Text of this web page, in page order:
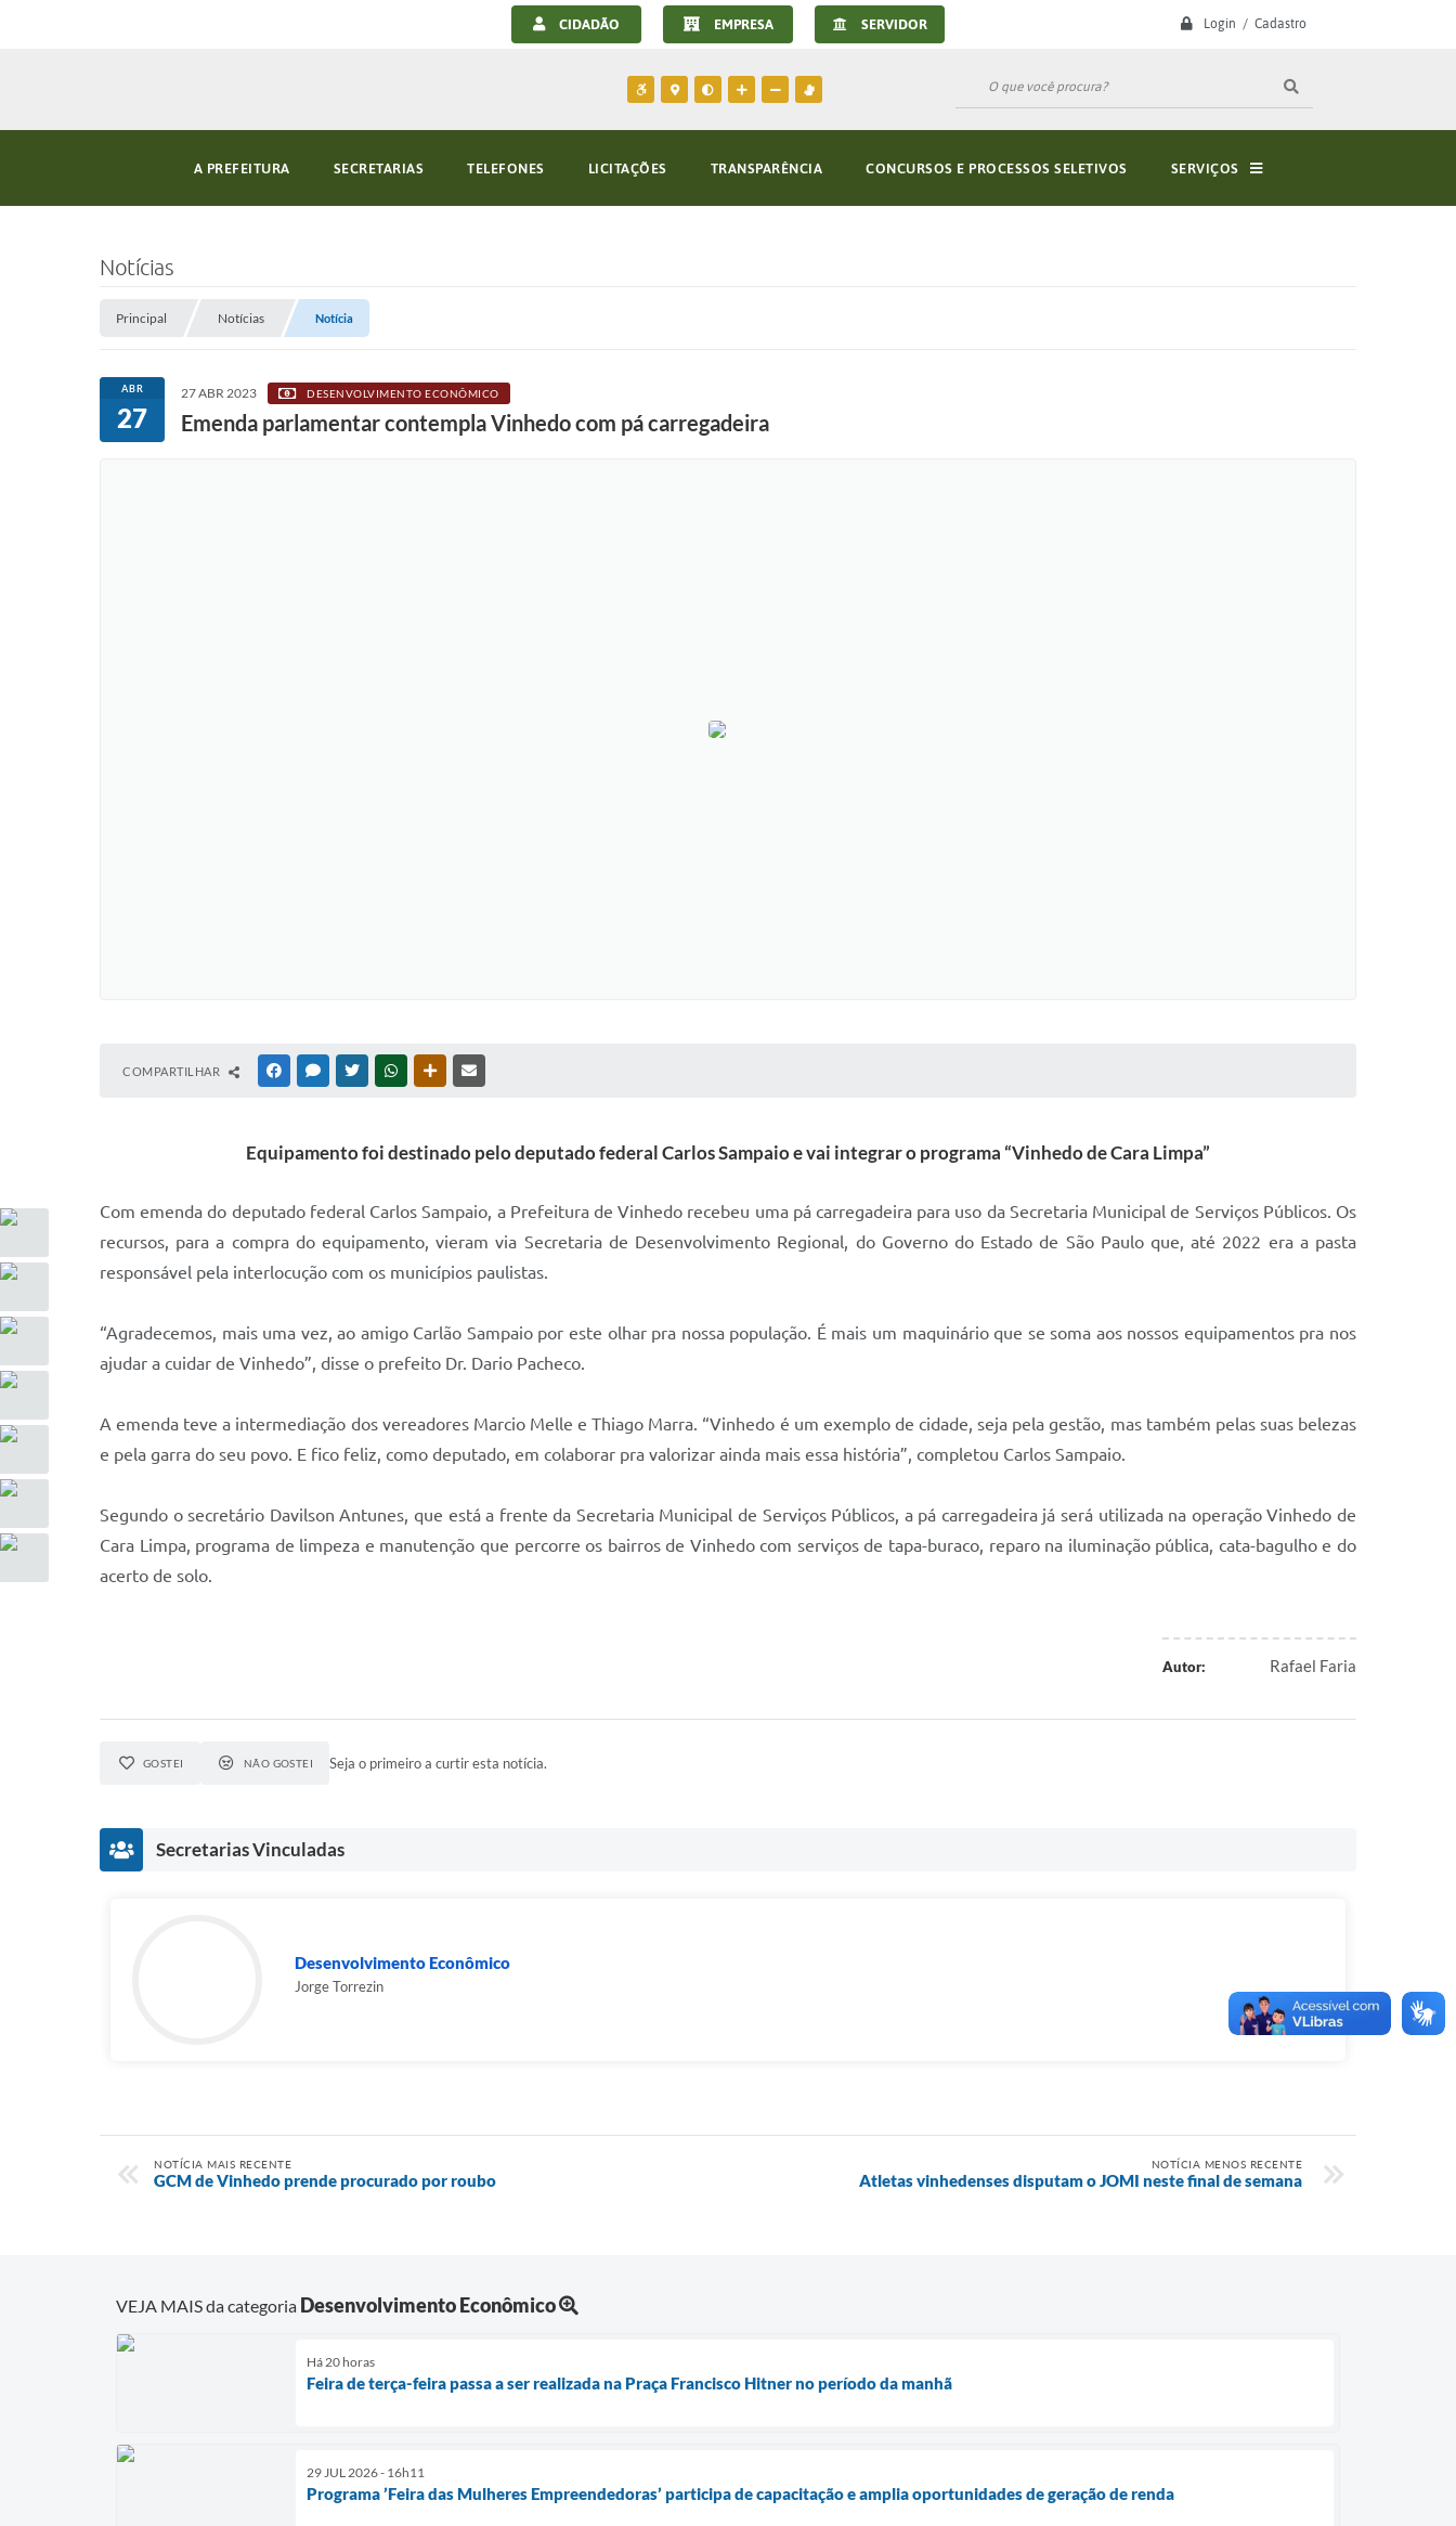
Login / Cadastro
CIDADÃO EMPRESA SERVIDOR
A PREFEITURA SECRETARIAS TELEFONES LICITAÇÕES TRANSPARÊNCIA CONCURSOS E PROCESSOS SELETIVOS SERVIÇOS
Notícias
Principal Notícias Notícia
ABR
27
27 ABR 2023 DESENVOLVIMENTO ECONÔMICO
Emenda parlamentar contempla Vinhedo com pá carregadeira
COMPARTILHAR FACEBOOKMESSENGER
TWITTERWHATSAPPOUTRAS MÍDIAS
Equipamento foi destinado pelo deputado federal Carlos Sampaio e vai integrar o programa “Vinhedo de Cara Limpa”
Com emenda do deputado federal Carlos Sampaio, a Prefeitura de Vinhedo recebeu uma pá carregadeira para uso da Secretaria Municipal de Serviços Públicos. Os
recursos, para a compra do equipamento, vieram via Secretaria de Desenvolvimento Regional, do Governo do Estado de São Paulo que, até 2022 era a pasta
responsável pela interlocução com os municípios paulistas.
“Agradecemos, mais uma vez, ao amigo Carlão Sampaio por este olhar pra nossa população. É mais um maquinário que se soma aos nossos equipamentos pra nos
ajudar a cuidar de Vinhedo”, disse o prefeito Dr. Dario Pacheco.
A emenda teve a intermediação dos vereadores Marcio Melle e Thiago Marra. “Vinhedo é um exemplo de cidade, seja pela gestão, mas também pelas suas belezas
e pela garra do seu povo. E fico feliz, como deputado, em colaborar pra valorizar ainda mais essa história”, completou Carlos Sampaio.
Segundo o secretário Davilson Antunes, que está a frente da Secretaria Municipal de Serviços Públicos, a pá carregadeira já será utilizada na operação Vinhedo de
Cara Limpa, programa de limpeza e manutenção que percorre os bairros de Vinhedo com serviços de tapa-buraco, reparo na iluminação pública, cata-bagulho e do
acerto de solo.
Autor: Rafael Faria
GOSTEI NÃO GOSTEI Seja o primeiro a curtir esta notícia.
Secretarias Vinculadas
Desenvolvimento Econômico
Jorge Torrezin
NOTÍCIA MAIS RECENTE
GCM de Vinhedo prende procurado por roubo
NOTÍCIA MENOS RECENTE
Atletas vinhedenses disputam o JOMI neste final de semana
VEJA MAIS da categoria Desenvolvimento Econômico
Há 20 horas
Feira de terça-feira passa a ser realizada na Praça Francisco Hitner no período da manhã
29 JUL 2026 - 16h11
Programa ’Feira das Mulheres Empreendedoras’ participa de capacitação e amplia oportunidades de geração de renda